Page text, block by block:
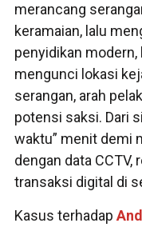
merancang
keramaian, lalu
penyidikan modern,
mengunci lokasi
serangan, arah
potensi saksi. Dari
waktu” menit demi
dengan data CCTV,
transaksi digital di
Kasus terhadap